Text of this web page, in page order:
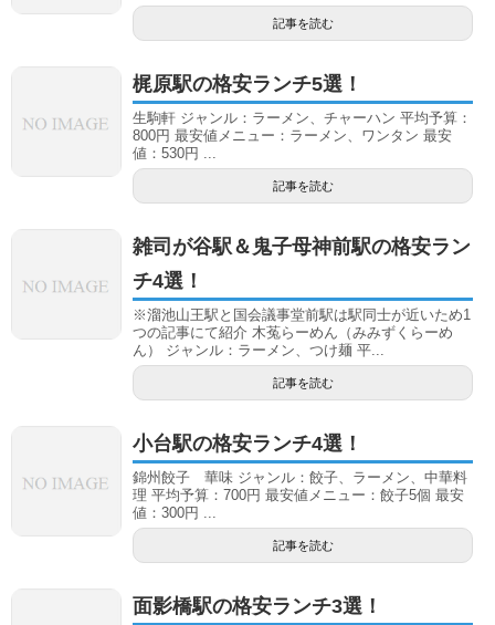
記事を読む
梶原駅の格安ランチ5選！
生駒軒 ジャンル：ラーメン、チャーハン 平均予算：
800円 最安値メニュー：ラーメン、ワンタン 最安
値：530円 ...
記事を読む
雑司が谷駅＆鬼子母神前駅の格安ラン
チ4選！
※溜池山王駅と国会議事堂前駅は駅同士が近いため1
つの記事にて紹介 木菟らーめん（みみずくらーめ
ん） ジャンル：ラーメン、つけ麺 平...
記事を読む
小台駅の格安ランチ4選！
錦州餃子 華味 ジャンル：餃子、ラーメン、中華料
理 平均予算：700円 最安値メニュー：餃子5個 最安
値：300円 ...
記事を読む
面影橋駅の格安ランチ3選！